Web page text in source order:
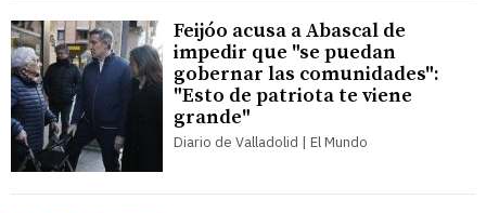
Feijóo acusa a Abascal de
impedir que "se puedan
gobernar las comunidades":
"Esto de patriota te viene
grande"
Diario de Valladolid | El Mundo